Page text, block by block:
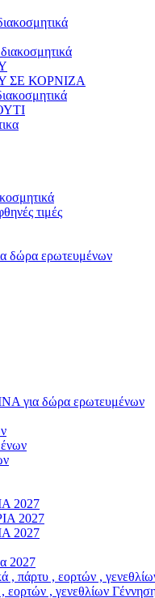
ΣΕ ΚΟΡΝΙΖΑ
τιμές
ερωτευμένων
δώρα ερωτευμένων
2027
2027
2027
2027
, εορτών ,
, γενεθλίων